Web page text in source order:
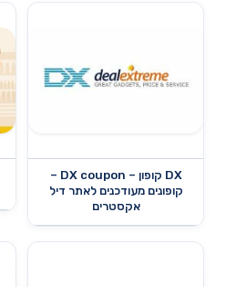
DX קופון – DX coupon –
קופונים מעודכנים לאתר דיל
אקסטרים